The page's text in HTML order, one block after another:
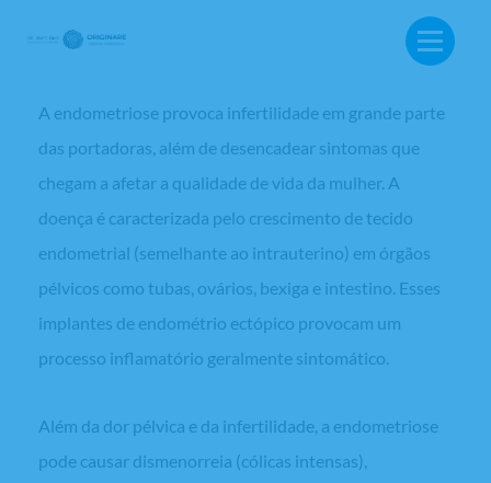
Endometriose
A endometriose provoca infertilidade em grande parte
das portadoras, além de desencadear sintomas que
chegam a afetar a qualidade de vida da mulher. A
doença é caracterizada pelo crescimento de tecido
endometrial (semelhante ao intrauterino) em órgãos
pélvicos como tubas, ovários, bexiga e intestino. Esses
implantes de endométrio ectópico provocam um
processo inflamatório geralmente sintomático.
Além da dor pélvica e da infertilidade, a endometriose
pode causar dismenorreia (cólicas intensas),